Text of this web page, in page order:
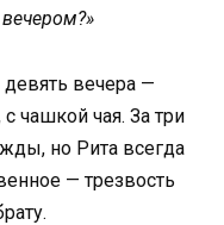
вечера —
чашкой чая. За три
но Рита всегда
— трезвость